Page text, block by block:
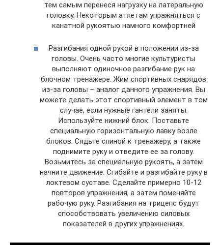
тем самым перенеся нагрузку на латеральную
головку. Некоторым атлетам упражняться с
канатной рукоятью намного комфортней
Разгибания одной рукой в положении из-за
головы. Очень часто многие культуристы
выполняют одиночное разгибание рук на
блочном тренажере. Жим спортивных снарядов
из-за головы – аналог данного упражнения. Вы
можете делать этот спортивный элемент в том
случае, если нужные гантели заняты.
Используйте нижний блок. Поставьте
специальную горизонтальную лавку возле
блоков. Сядьте спиной к тренажеру, а также
поднимите руку и отведите ее за голову.
Возьмитесь за специальную рукоять, а затем
начните движение. Сгибайте и разгибайте руку в
локтевом суставе. Сделайте примерно 10-12
повторов упражнения, а затем поменяйте
рабочую руку. Разгибания на трицепс будут
способствовать увеличению силовых
показателей в других упражнениях.